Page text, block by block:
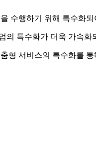
수행하기 위해 특수화되
의 특수화가 더욱 가속화
형 서비스의 특수화를